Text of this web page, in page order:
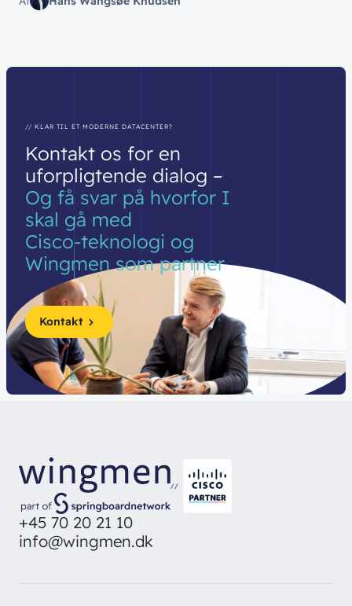
// KLAR TIL ET MODERNE DATACENTER?
Kontakt os for en
uforpligtende dialog –
Og få svar på hvorfor I
skal gå med
Cisco-teknologi og
Wingmen som partner
Kontakt
//
+45 70 20 21 10
info@wingmen.dk